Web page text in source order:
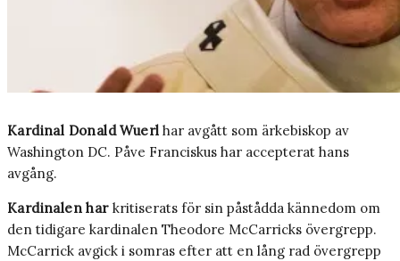
Kardinal Donald Wuerl har avgått som ärkebiskop av
Washington DC. Påve Franciskus har accepterat hans
avgång.
Kardinalen harkritiserats för sin påstådda kännedom om
den tidigare kardinalen Theodore McCarricks övergrepp.
McCarrick avgick i somras efter att en lång rad övergrepp